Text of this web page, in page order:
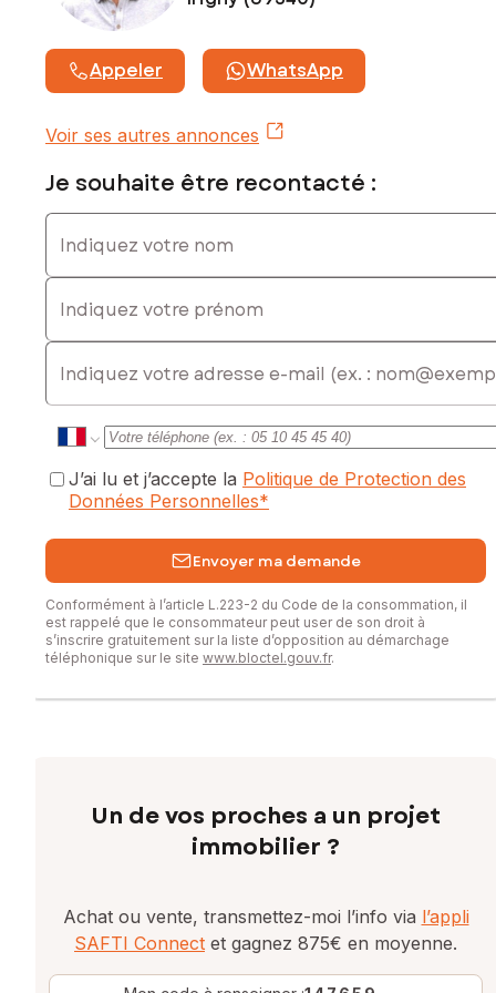
Honoraires d'agence charge acquéreur : 4 987,5 € HT +
997,5 € TVA, soit 5 985 € TTC
Contactez votre conseiller SAFTI : Akim LAMERE, Tél. :
0659221300, E-mail : akim.lamere@safti.fr - EI - Agent
commercial immatriculé au RSAC de Lyon sous le numéro
790046536
Appeler WhatsApp
Voir ses autres annonces
Je souhaite être recontacté :
Indiquez votre nom
Indiquez votre prénom
E-mail
J’ai lu et j’accepte la Politique de Protection des
Données Personnelles*
Envoyer ma demande
Conformément à l’article L.223-2 du Code de la consommation, il
est rappelé que le consommateur peut user de son droit à
s’inscrire gratuitement sur la liste d’opposition au démarchage
téléphonique sur le site www.bloctel.gouv.fr.
Un de vos proches a un projet
immobilier ?
Achat ou vente, transmettez-moi l’info via l’appli
SAFTI Connect et gagnez 875€ en moyenne.